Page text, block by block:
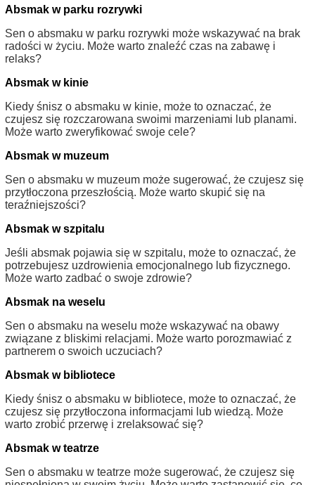
Absmak w parku rozrywki
Sen o absmaku w parku rozrywki może wskazywać na brak
radości w życiu. Może warto znaleźć czas na zabawę i
relaks?
Absmak w kinie
Kiedy śnisz o absmaku w kinie, może to oznaczać, że
czujesz się rozczarowana swoimi marzeniami lub planami.
Może warto zweryfikować swoje cele?
Absmak w muzeum
Sen o absmaku w muzeum może sugerować, że czujesz się
przytłoczona przeszłością. Może warto skupić się na
teraźniejszości?
Absmak w szpitalu
Jeśli absmak pojawia się w szpitalu, może to oznaczać, że
potrzebujesz uzdrowienia emocjonalnego lub fizycznego.
Może warto zadbać o swoje zdrowie?
Absmak na weselu
Sen o absmaku na weselu może wskazywać na obawy
związane z bliskimi relacjami. Może warto porozmawiać z
partnerem o swoich uczuciach?
Absmak w bibliotece
Kiedy śnisz o absmaku w bibliotece, może to oznaczać, że
czujesz się przytłoczona informacjami lub wiedzą. Może
warto zrobić przerwę i zrelaksować się?
Absmak w teatrze
Sen o absmaku w teatrze może sugerować, że czujesz się